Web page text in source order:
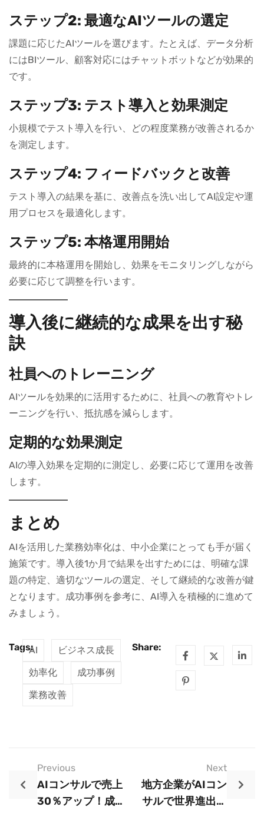
ステップ2: 最適なAIツールの選定
課題に応じたAIツールを選びます。たとえば、データ分析
にはBIツール、顧客対応にはチャットボットなどが効果的
です。
ステップ3: テスト導入と効果測定
小規模でテスト導入を行い、どの程度業務が改善されるか
を測定します。
ステップ4: フィードバックと改善
テスト導入の結果を基に、改善点を洗い出してAI設定や運
用プロセスを最適化します。
ステップ5: 本格運用開始
最終的に本格運用を開始し、効果をモニタリングしながら
必要に応じて調整を行います。
導入後に継続的な成果を出す秘
訣
社員へのトレーニング
AIツールを効果的に活用するために、社員への教育やトレ
ーニングを行い、抵抗感を減らします。
定期的な効果測定
AIの導入効果を定期的に測定し、必要に応じて運用を改善
します。
まとめ
AIを活用した業務効率化は、中小企業にとっても手が届く
施策です。導入後1か月で結果を出すためには、明確な課
題の特定、適切なツールの選定、そして継続的な改善が鍵
となります。成功事例を参考に、AI導入を積極的に進めて
みましょう。
Tags:AI
ビジネス成長
効率化
成功事例
業務改善
Share:
Previous
AIコンサルで売上
30％アップ！成功
Next
地方企業がAIコン
サルで世界進出！